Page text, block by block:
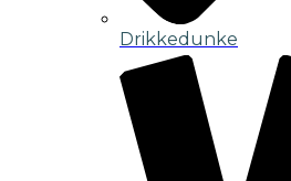
Drikkedunke